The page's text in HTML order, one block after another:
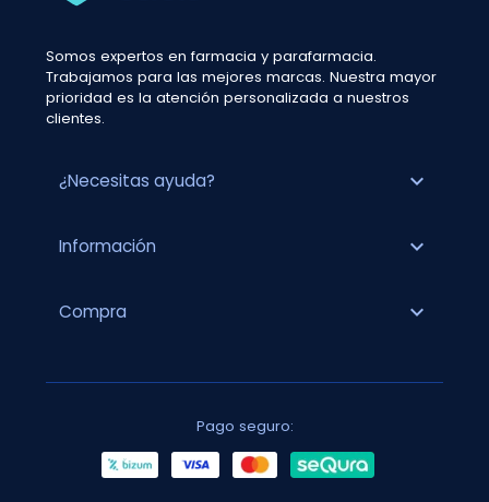
Somos expertos en farmacia y parafarmacia.
Trabajamos para las mejores marcas. Nuestra mayor
prioridad es la atención personalizada a nuestros
clientes.
¿Necesitas ayuda? expand_more
Información expand_more
Compra expand_more
Pago seguro: